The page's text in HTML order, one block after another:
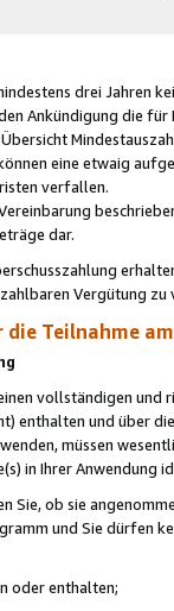
drei Jahren
Ankündigung die
eine etwaig
verfallen.
dar.
Vergütung zu
Teilnahme
vollständigen
enthalten und über
müssen
in Ihrer Anwendung
Sie, ob sie
und Sie dürfen
oder enthalten;